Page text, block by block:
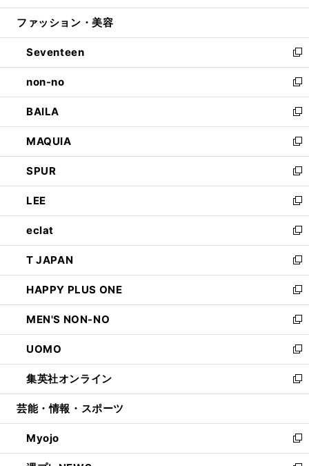
開
ウ
開
く
ン
ウ
で
開
く
ウ
ン
ド
ウ
で
開
く
ファッション・美容
Seventeen
新
し
い
ウ
ィ
ン
ド
ウ
で
開
く
non-no
新
し
い
ウ
ィ
ン
ド
ウ
で
開
く
BAILA
新
し
い
ウ
ィ
ン
ド
ウ
で
開
く
MAQUIA
新
し
い
ウ
ィ
ン
ド
ウ
で
開
く
SPUR
新
し
い
ウ
ィ
ン
ド
ウ
で
開
く
LEE
新
し
い
ウ
ィ
ン
ド
ウ
で
開
く
eclat
新
し
い
ウ
ィ
ン
ド
ウ
で
開
く
T JAPAN
新
し
い
ウ
ィ
ン
ド
ウ
で
開
HAPPY PLUS ONE
新
し
い
ウ
ィ
ン
ド
ウ
開
く
MEN'S NON-NO
新
し
い
ウ
ィ
ン
ウ
で
開
UOMO
新
し
い
ウ
ン
ド
ウ
集英社オンライン
新
し
ウ
ィ
ン
芸能・情報・スポーツ
Myojo
新
し